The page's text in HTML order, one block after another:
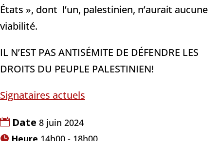
États », dont l’un, palestinien, n’aurait aucune
viabilité.
IL N’EST PAS ANTISÉMITE DE DÉFENDRE LES
DROITS DU PEUPLE PALESTINIEN!
Signataires actuels
Date 8 juin 2024
Heure 14h00 - 18h00